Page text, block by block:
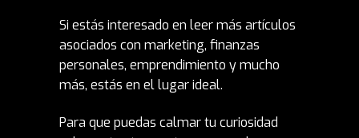
Si estás interesado en leer más artículos
asociados con marketing, finanzas
personales, emprendimiento y mucho
más, estás en el lugar ideal.
Para que puedas calmar tu curiosidad